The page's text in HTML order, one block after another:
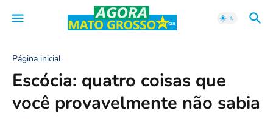
Página inicial
Escócia: quatro coisas que
você provavelmente não sabia